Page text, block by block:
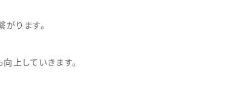
ります。
上していきます。